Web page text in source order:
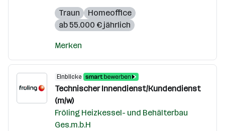
Traun
Homeoffice
ab 55.000 € jährlich
Merken
Einblicke
Technischer Innendienst/Kundendienst
(m/w)
Fröling Heizkessel- und Behälterbau
Ges.m.b.H